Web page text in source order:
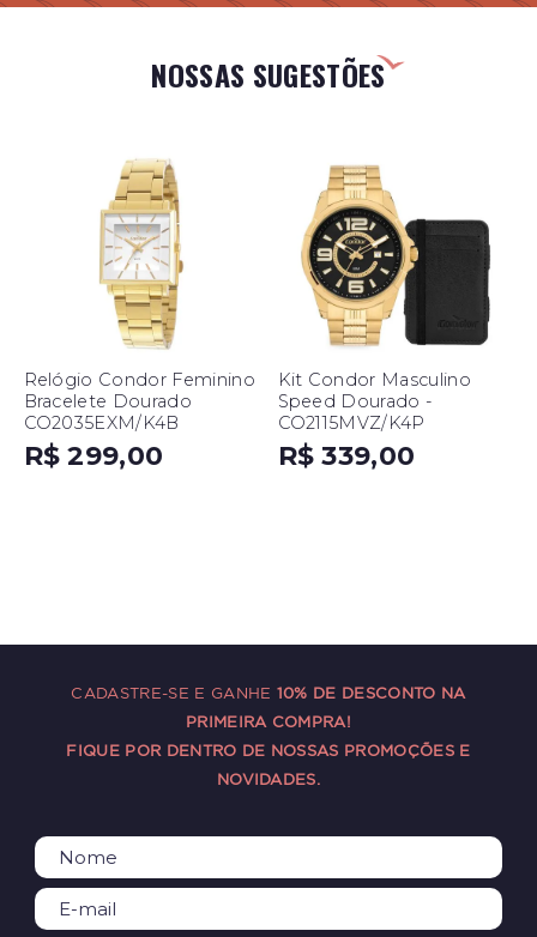
NOSSAS SUGESTÕES
Relógio Condor Feminino
Bracelete Dourado
CO2035EXM/K4B
R$ 299,00
Kit Condor Masculino
Speed Dourado -
CO2115MVZ/K4P
R$ 339,00
CADASTRE-SE E GANHE 10% DE DESCONTO NA
PRIMEIRA COMPRA!
FIQUE POR DENTRO DE NOSSAS PROMOÇÕES E
NOVIDADES.